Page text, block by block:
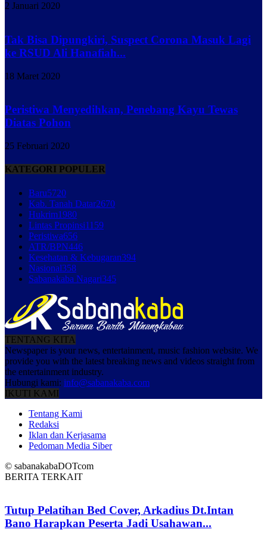
2 Januari 2020
Tak Bisa Dipungkiri, Suspect Corona Masuk Lagi
ke RSUD Ali Hanafiah...
18 Maret 2020
Peristiwa Menyedihkan, Penebang Kayu Tewas
Diatas Pohon
25 Februari 2020
KATEGORI POPULER
Baru5720
Kab. Tanah Datar2670
Hukrim1980
Lintas Propinsi1159
Peristiwa656
ATR/BPN446
Kesehatan & Kebugaran394
Nasional358
Sabanakaba Nagari345
TENTANG KITA
Newspaper is your news, entertainment, music fashion website. We
provide you with the latest breaking news and videos straight from
the entertainment industry.
Hubungi kami: info@sabanakaba.com
IKUTI KAMI
Tentang Kami
Redaksi
Iklan dan Kerjasama
Pedoman Media Siber
© sabanakabaDOTcom
BERITA TERKAIT
Tutup Pelatihan Bed Cover, Arkadius Dt.Intan
Bano Harapkan Peserta Jadi Usahawan...